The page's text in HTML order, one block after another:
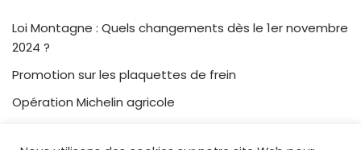
Loi Montagne : Quels changements dès le 1er novembre
2024 ?
Promotion sur les plaquettes de frein
Opération Michelin agricole